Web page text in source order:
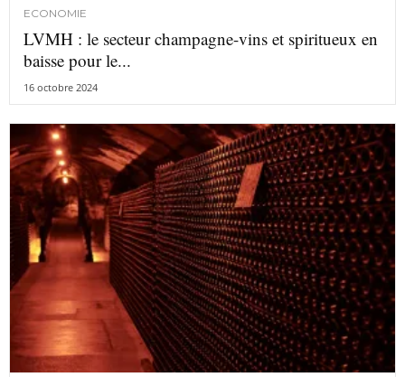
ECONOMIE
LVMH : le secteur champagne-vins et spiritueux en
baisse pour le...
16 octobre 2024